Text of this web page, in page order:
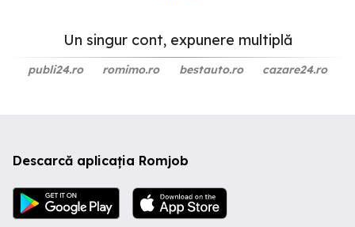
Un singur cont, expunere multiplă
publi24.ro romimo.ro bestauto.ro cazare24.ro
Descarcă aplicația Romjob